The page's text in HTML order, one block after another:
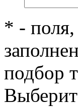
* - поля,
подбор